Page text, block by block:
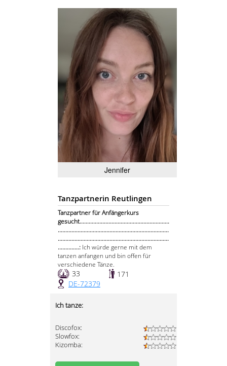
Jennifer
Tanzpartnerin Reutlingen
Tanzpartner für Anfängerkurs
gesucht...........................................................
.........................................................................
.........................................................................
..............: Ich würde gerne mit dem
tanzen anfangen und bin offen für
verschiedene Tänze.
33
171
DE-72379
Ich tanze:
Discofox:
Slowfox:
Kizomba: